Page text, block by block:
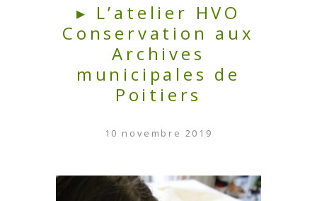
▸ L’atelier HVO
Conservation aux
Archives
municipales de
Poitiers
10 novembre 2019